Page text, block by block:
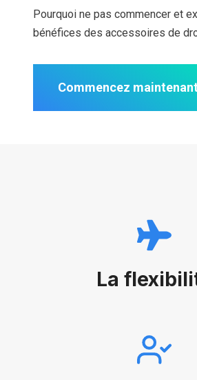
Pourquoi ne pas commencer et
bénéfices des accessoires de
Commencez
La